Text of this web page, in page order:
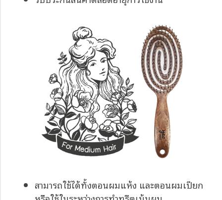
สามารถใช้ได้ทั้งตอนผมแห้ง และตอนผมเปียก